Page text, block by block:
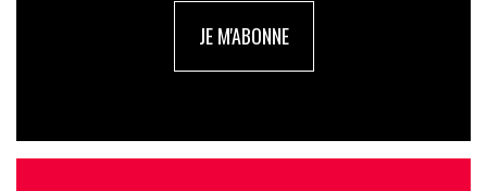
JE M'ABONNE